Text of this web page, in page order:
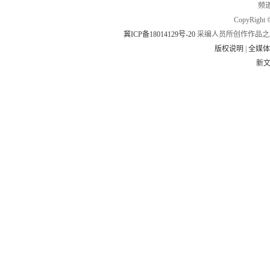
频
CopyRight
冀ICP备18014129号-20 采编人员所创作作品
版权说明
|全媒
新